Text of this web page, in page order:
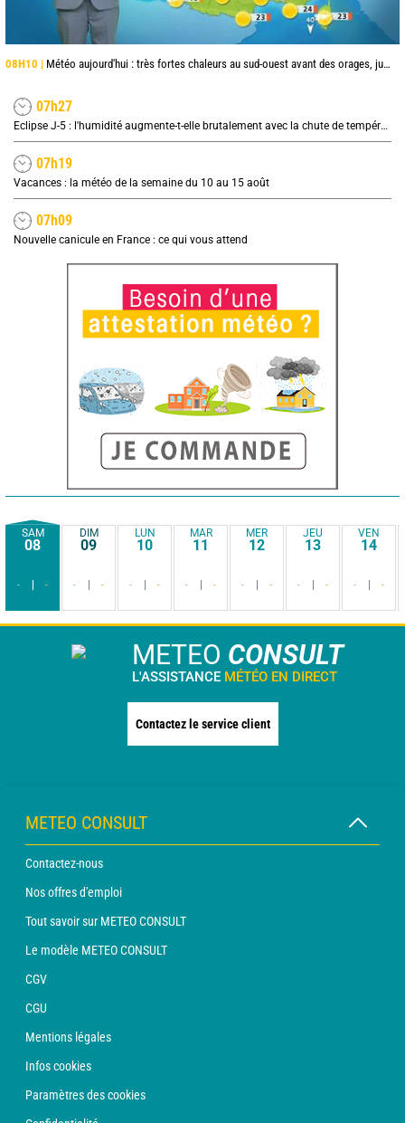
08H10 | Météo aujourd'hui : très fortes chaleurs au sud-ouest avant des orages, jusqu'à 39°C
07h27
Eclipse J-5 : l'humidité augmente-t-elle brutalement avec la chute de température pendant l'éclipse du 12 août ?
07h19
Vacances : la météo de la semaine du 10 au 15 août
07h09
Nouvelle canicule en France : ce qui vous attend
SAM
08
- -
DIM
09
- -
LUN
10
- -
MAR
11
- -
MER
12
- -
JEU
13
- -
VEN
14
- -
METEO CONSULT
L'ASSISTANCE MÉTÉO EN DIRECT
Contactez le service client
METEO CONSULT
Contactez-nous
Nos offres d'emploi
Tout savoir sur METEO CONSULT
Le modèle METEO CONSULT
CGV
CGU
Mentions légales
Infos cookies
Paramètres des cookies